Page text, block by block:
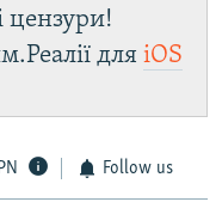
цензури!
для iOS
Follow us